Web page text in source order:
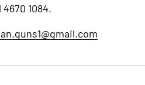
1084.